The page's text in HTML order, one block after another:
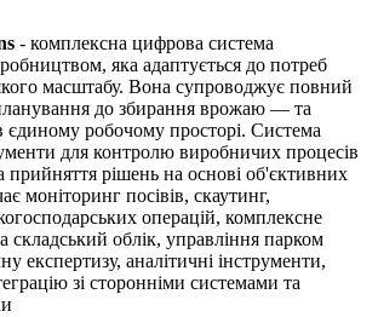
- комплексна цифрова система
яка адаптується до потреб
масштабу. Вона супроводжує повний
до збирання врожаю — та
єдиному робочому просторі. Система
для контролю виробничих процесів
прийняття рішень на основі об'єктивних
моніторинг посівів, скаутинг,
операцій, комплексне
облік, управління парком
експертизу, аналітичні інструменти,
зі сторонніми системами та